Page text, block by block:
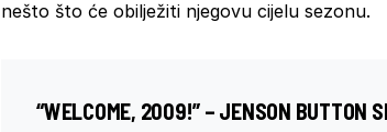
nešto što će obilježiti njegovu cijelu sezonu.
“WELCOME, 2009!” – JENSON BUTTON